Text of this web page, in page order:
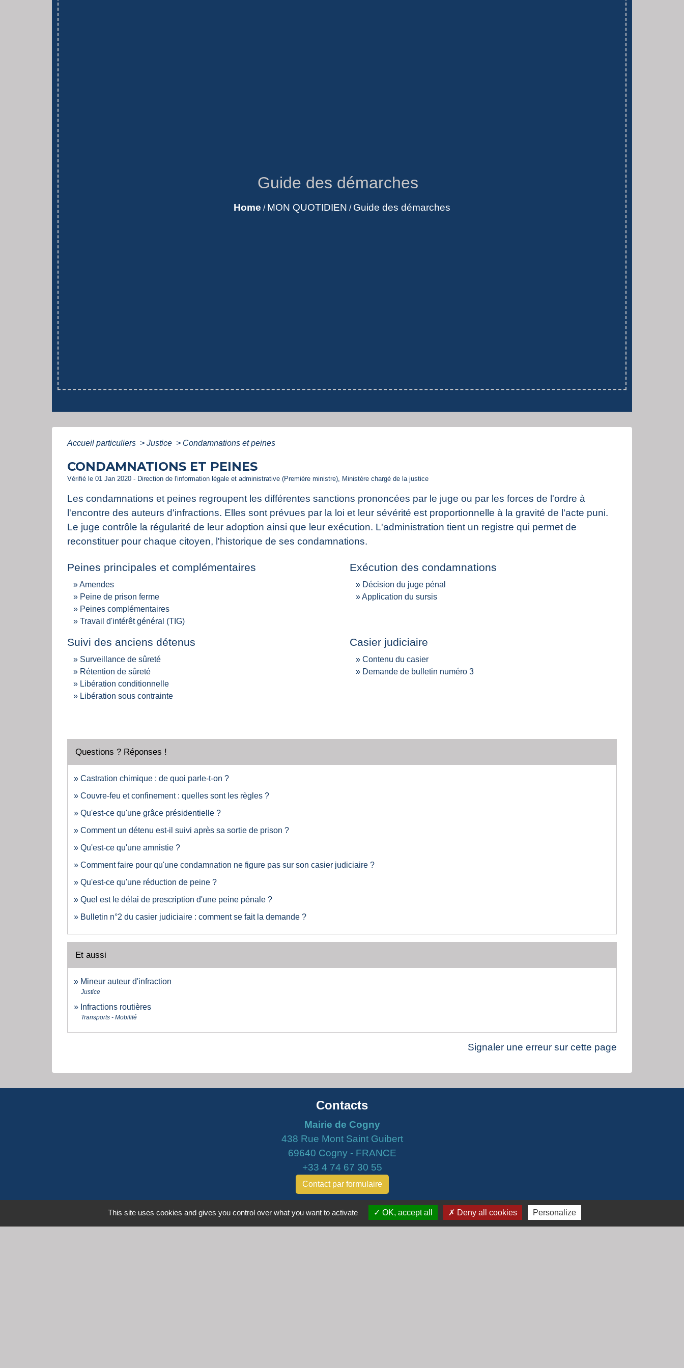
Guide des démarches
Home / MON QUOTIDIEN / Guide des démarches
Accueil particuliers > Justice > Condamnations et peines
CONDAMNATIONS ET PEINES
Vérifié le 01 Jan 2020 - Direction de l'information légale et administrative (Première ministre), Ministère chargé de la justice
Les condamnations et peines regroupent les différentes sanctions prononcées par le juge ou par les forces de l'ordre à
l'encontre des auteurs d'infractions. Elles sont prévues par la loi et leur sévérité est proportionnelle à la gravité de l'acte puni.
Le juge contrôle la régularité de leur adoption ainsi que leur exécution. L'administration tient un registre qui permet de
reconstituer pour chaque citoyen, l'historique de ses condamnations.
Peines principales et complémentaires
Amendes
Peine de prison ferme
Peines complémentaires
Travail d'intérêt général (TIG)
Exécution des condamnations
Décision du juge pénal
Application du sursis
Suivi des anciens détenus
Surveillance de sûreté
Rétention de sûreté
Libération conditionnelle
Libération sous contrainte
Casier judiciaire
Contenu du casier
Demande de bulletin numéro 3
Questions ? Réponses !
Castration chimique : de quoi parle-t-on ?
Couvre-feu et confinement : quelles sont les règles ?
Qu'est-ce qu'une grâce présidentielle ?
Comment un détenu est-il suivi après sa sortie de prison ?
Qu'est-ce qu'une amnistie ?
Comment faire pour qu'une condamnation ne figure pas sur son casier judiciaire ?
Qu'est-ce qu'une réduction de peine ?
Quel est le délai de prescription d'une peine pénale ?
Bulletin n°2 du casier judiciaire : comment se fait la demande ?
Et aussi
Mineur auteur d'infraction
Justice
Infractions routières
Transports - Mobilité
Signaler une erreur sur cette page
Contacts
Mairie de Cogny
438 Rue Mont Saint Guibert
69640 Cogny - FRANCE
+33 4 74 67 30 55
Contact par formulaire
Horaires
Lundi : 16h30 - 18h30
This site uses cookies and gives you control over what you want to activate OK, accept all Deny all cookies Personalize